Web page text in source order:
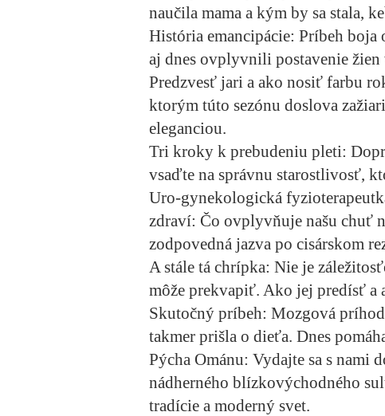
naučila mama a kým by sa stala,
História emancipácie: Príbeh boja
aj dnes ovplyvnili postavenie žien
Predzvesť jari a ako nosiť farbu
ktorým túto sezónu doslova
eleganciou.
Tri kroky k prebudeniu pleti:
vsaďte na správnu starostlivosť,
Uro-gynekologická
zdraví: Čo ovplyvňuje našu chuť
zodpovedná jazva po cisárskom
A stále tá chrípka: Nie je
môže prekvapiť. Ako jej predísť a
Skutočný príbeh: Mozgová
takmer prišla o dieťa. Dnes
Pýcha Ománu: Vydajte sa s nami
nádherného blízkovýchodného
tradície a moderný svet.